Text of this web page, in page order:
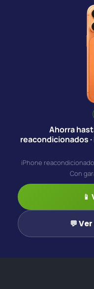
Ahorra
reacondicionados
iPhone
Con
💬